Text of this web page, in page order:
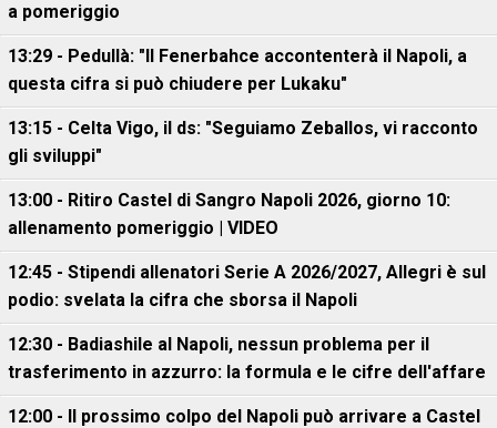
a pomeriggio
13:29 - Pedullà: "Il Fenerbahce accontenterà il Napoli, a
questa cifra si può chiudere per Lukaku"
13:15 - Celta Vigo, il ds: "Seguiamo Zeballos, vi racconto
gli sviluppi"
13:00 - Ritiro Castel di Sangro Napoli 2026, giorno 10:
allenamento pomeriggio | VIDEO
12:45 - Stipendi allenatori Serie A 2026/2027, Allegri è sul
podio: svelata la cifra che sborsa il Napoli
12:30 - Badiashile al Napoli, nessun problema per il
trasferimento in azzurro: la formula e le cifre dell'affare
12:00 - Il prossimo colpo del Napoli può arrivare a Castel